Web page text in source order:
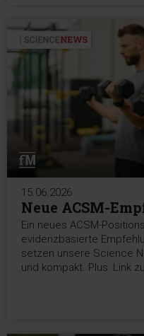
15.06.2026
Neue ACSM-
Ein neues ACSM-
evidenzbasierte
setzen unsere Science
und kompakt. Plus: Link